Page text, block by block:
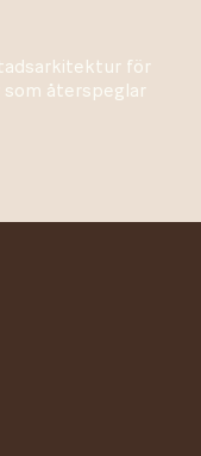
för
som återspeglar